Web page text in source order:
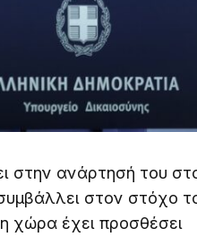
στην ανάρτησή του
στον στόχο
χώρα έχει προσθέσει